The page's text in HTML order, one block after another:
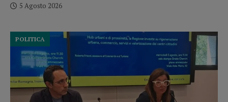
5 Agosto 2026
POLITICA